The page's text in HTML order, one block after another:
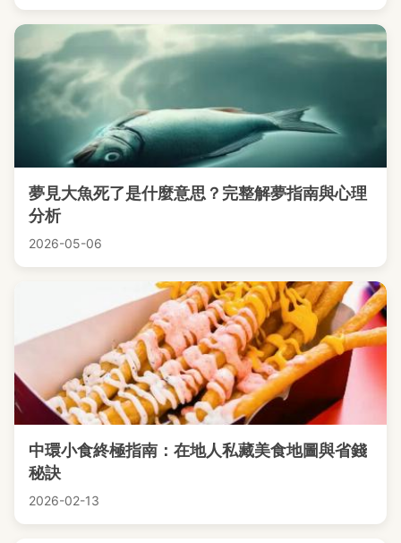
夢見大魚死了是什麼意思？完整解夢指南與心理
分析
2026-05-06
中環小食終極指南：在地人私藏美食地圖與省錢
秘訣
2026-02-13